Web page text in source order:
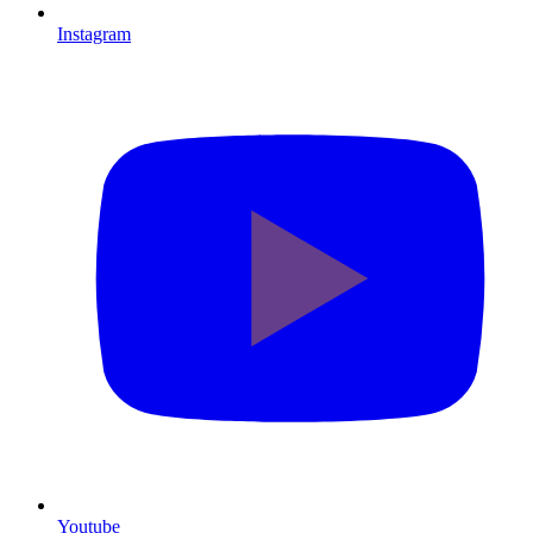
Instagram
Youtube